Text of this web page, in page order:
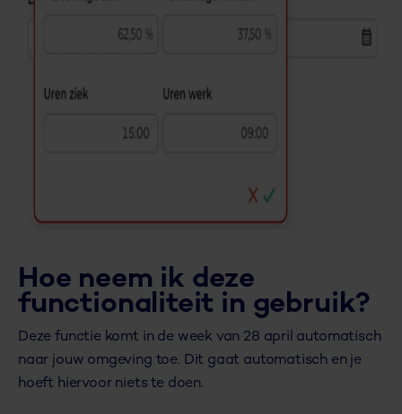
Hoe neem ik deze
functionaliteit in gebruik?
Deze functie komt in de week van 28 april automatisch
naar jouw omgeving toe. Dit gaat automatisch en je
hoeft hiervoor niets te doen.